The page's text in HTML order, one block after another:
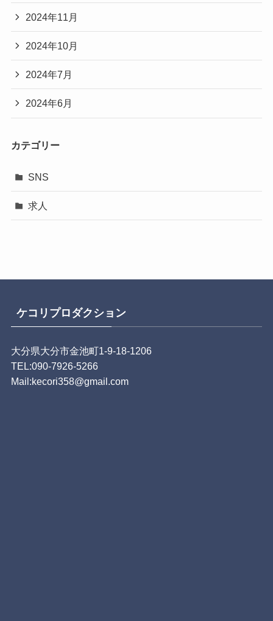
2024年11月
2024年10月
2024年7月
2024年6月
カテゴリー
SNS
求人
ケコリプロダクション
大分県大分市金池町1-9-18-1206
TEL:090-7926-5266
Mail:kecori358@gmail.com